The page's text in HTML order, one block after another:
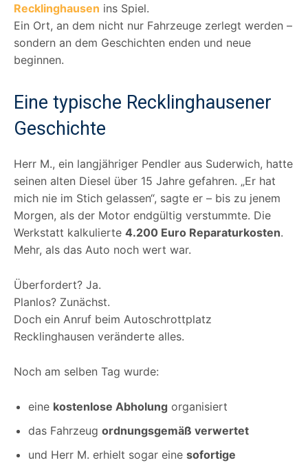
Recklinghausen ins Spiel.
Ein Ort, an dem nicht nur Fahrzeuge zerlegt werden –
sondern an dem Geschichten enden und neue
beginnen.
Eine typische Recklinghausener
Geschichte
Herr M., ein langjähriger Pendler aus Suderwich, hatte
seinen alten Diesel über 15 Jahre gefahren. „Er hat
mich nie im Stich gelassen“, sagte er – bis zu jenem
Morgen, als der Motor endgültig verstummte. Die
Werkstatt kalkulierte 4.200 Euro Reparaturkosten.
Mehr, als das Auto noch wert war.
Überfordert? Ja.
Planlos? Zunächst.
Doch ein Anruf beim Autoschrottplatz
Recklinghausen veränderte alles.
Noch am selben Tag wurde:
eine kostenlose Abholung organisiert
das Fahrzeug ordnungsgemäß verwertet
und Herr M. erhielt sogar eine sofortige